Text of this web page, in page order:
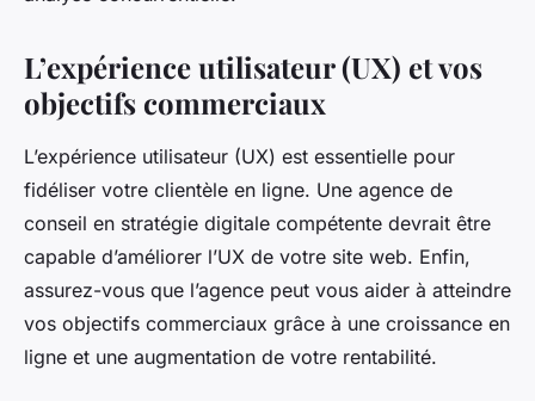
L’expérience utilisateur (UX) et vos
objectifs commerciaux
L’expérience utilisateur (UX) est essentielle pour
fidéliser votre clientèle en ligne. Une agence de
conseil en stratégie digitale compétente devrait être
capable d’améliorer l’UX de votre site web. Enfin,
assurez-vous que l’agence peut vous aider à atteindre
vos objectifs commerciaux grâce à une croissance en
ligne et une augmentation de votre rentabilité.